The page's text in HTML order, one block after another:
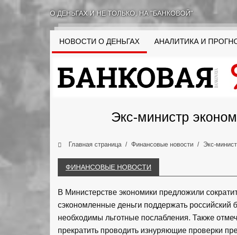
О ДЕНЬГАХ И НЕ ТОЛЬКО, НА "БАНКОВОЙ"
НОВОСТИ О ДЕНЬГАХ АНАЛИТИКА И
Экс-министр
Главная страница Финансовые новости Экс-
ФИНАНСОВЫЕ НОВОСТИ
В Министерстве экономики предложили
сэкономленные деньги поддержать
необходимы льготные послабления. Также
прекратить проводить изнуряющие проверки